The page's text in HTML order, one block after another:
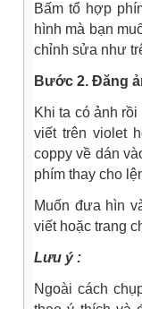
Bấm tổ hợp
hình mà bạn
chỉnh sửa như
Bước 2. Đăng
Khi ta có ảnh
viết trên violet
coppy về dán
phím thay cho
Muốn đưa hìn
viết hoặc trang
Lưu ý :
Ngoài cách